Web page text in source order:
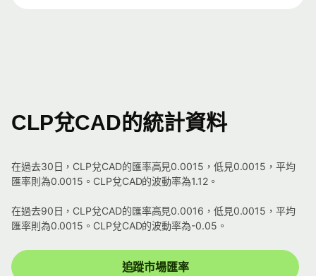
CLP兌CAD的統計資料
在過去30日，CLP兌CAD的匯率高見0.0015，低見0.0015，平均
匯率則為0.0015。CLP兌CAD的波動率為1.12。
在過去90日，CLP兌CAD的匯率高見0.0016，低見0.0015，平均
匯率則為0.0015。CLP兌CAD的波動率為-0.05。
追蹤市場匯率